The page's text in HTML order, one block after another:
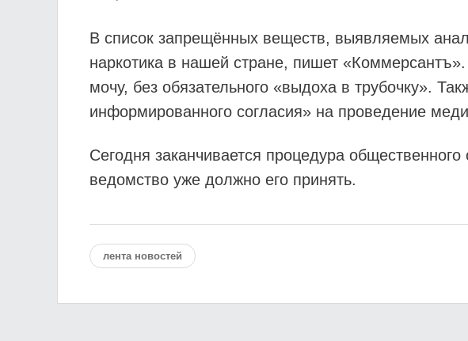
В список запрещённых веществ, выявляемых
наркотика в нашей стране, пишет
мочу, без обязательного «выдоха в трубочку».
информированного согласия» на проведение
Сегодня заканчивается процедура
ведомство уже должно его принять.
лента новостей